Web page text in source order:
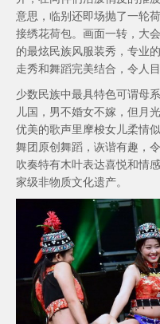
意思，临别还即场抛了一轮
接绣花荷包。画面一转，大
的最炫民族风服装秀，专业
走秀和舞蹈完美结合，令人目
少数民族中最具特色可谓母
儿国，男不婚女不嫁，但月
优美的歌声里摩梭女儿柔情
舞团原创舞蹈，诙谐有趣，
吹奏特有木叶表达喜悦和情
家级非物质文化遗产。